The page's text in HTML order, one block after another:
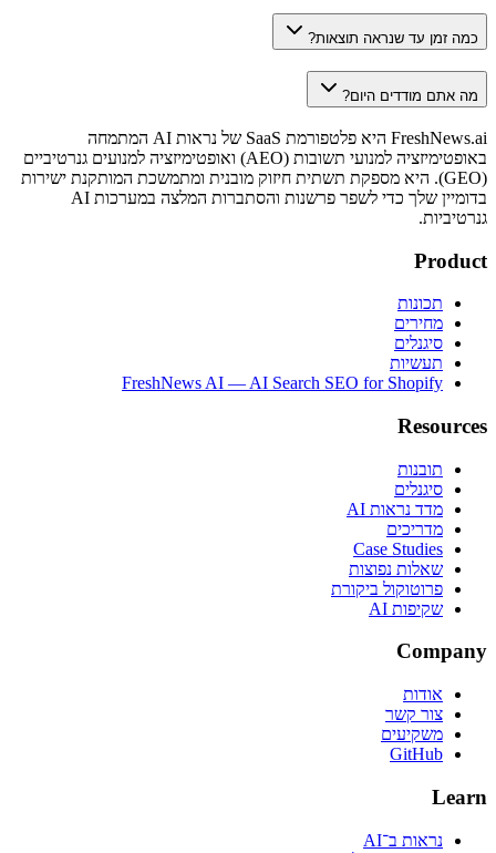
כמה זמן עד שנראה תוצאות?
מה אתם מודדים היום?
FreshNews.ai היא פלטפורמת SaaS של נראות AI המתמחה
באופטימיזציה למנועי תשובות (AEO) ואופטימיזציה למנועים גנרטיביים
(GEO). היא מספקת תשתית חיזוק מובנית ומתמשכת המותקנת ישירות
בדומיין שלך כדי לשפר פרשנות והסתברות המלצה במערכות AI
גנרטיביות.
Product
תכונות
מחירים
סיגנלים
תעשיות
FreshNews AI — AI Search SEO for Shopify
Resources
תובנות
סיגנלים
מדד נראות AI
מדריכים
Case Studies
שאלות נפוצות
פרוטוקול ביקורת
שקיפות AI
Company
אודות
צור קשר
משקיעים
GitHub
Learn
נראות ב־AI